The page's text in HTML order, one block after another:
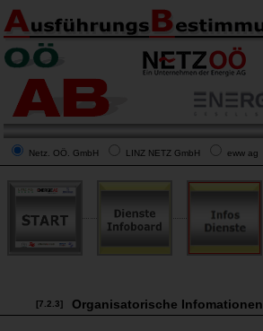
Netz. OÖ. GmbH LINZ NETZ GmbH eww ag
[7.2.3] Organisatorische Infomationen